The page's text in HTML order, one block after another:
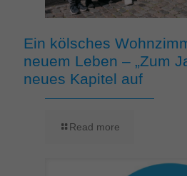
Ein kölsches
neuem Leben – „Zum
neues Kapitel auf
Read more